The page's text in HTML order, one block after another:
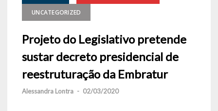
UNCATEGORIZED
Projeto do Legislativo pretende
sustar decreto presidencial de
reestruturação da Embratur
Alessandra Lontra - 02/03/2020